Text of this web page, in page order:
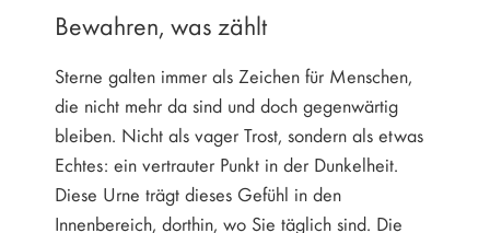
Bewahren, was zählt
Sterne galten immer als Zeichen für Menschen,
die nicht mehr da sind und doch gegenwärtig
bleiben. Nicht als vager Trost, sondern als etwas
Echtes: ein vertrauter Punkt in der Dunkelheit.
Diese Urne trägt dieses Gefühl in den
Innenbereich, dorthin, wo Sie täglich sind. Die